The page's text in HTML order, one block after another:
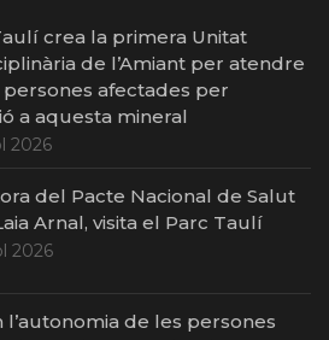
crea la primera Unitat
de l’Amiant per atendre
afectades per
a aquesta mineral
2026
del Pacte Nacional de Salut
Arnal, visita el Parc Taulí
2026
de les persones